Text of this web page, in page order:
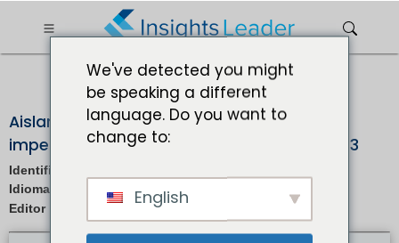
SOLICITUD DE MUESTRA
Aislamiento de la cabina de la aeronave e
impermeable material tamaño 2025 a 2033
Identificación del informe:
Idioma del informe: En/Jp/Fr/De |
Editor : infrarrojos | Formato :
We've detected you might
be speaking a different
language. Do you want to
change to:
English